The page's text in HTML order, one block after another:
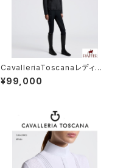
CavalleriaToscanaレディー
スBoｍberジャケット GID315
NY139
¥99,000